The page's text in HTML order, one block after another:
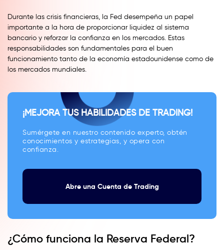
Durante las crisis financieras, la Fed desempeña un papel
importante a la hora de proporcionar liquidez al sistema
bancario y reforzar la confianza en los mercados. Estas
responsabilidades son fundamentales para el buen
funcionamiento tanto de la economía estadounidense como de
los mercados mundiales.
¡MEJORA TUS HABILIDADES DE TRADING!
Sumérgete en nuestro contenido experto, obtén
conocimientos y estrategias, y opera con
confianza.
Abre una Cuenta de Trading
¿Cómo funciona la Reserva Federal?